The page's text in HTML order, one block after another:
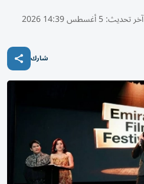
آخر تحديث:5 أغسطس 14:39 2026
شارك